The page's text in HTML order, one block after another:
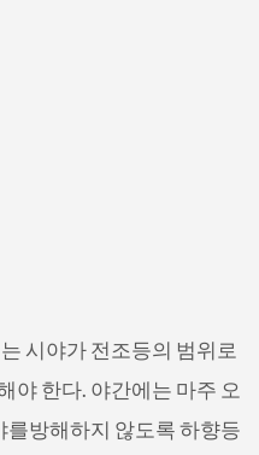
시야가 전조등의 범위로
야 한다. 야간에는 마주 오
를방해하지 않도록 하향등